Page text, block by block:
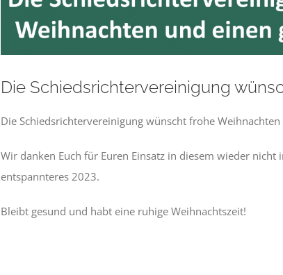
Die Schiedsrichtervereinigung
Die Schiedsrichtervereinigung wünscht frohe
Wir danken Euch für Euren Einsatz in diesem wieder
entspannteres 2023.
Bleibt gesund und habt eine ruhige Weihnachtszeit!